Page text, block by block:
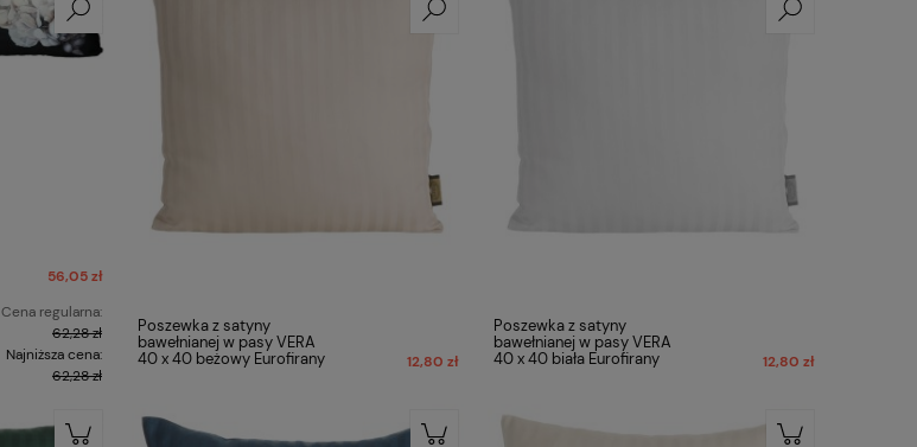
56,05 zł
Cena regularna:
62,28 zł
Najniższa cena:
62,28 zł
Poszewka z satyny
bawełnianej w pasy VERA
40 x 40 beżowy Eurofirany
12,80 zł
Poszewka z satyny
bawełnianej w pasy VERA
40 x 40 biała Eurofirany
12,80 zł